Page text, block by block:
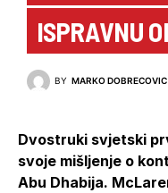
ISPRAVNU
BY MARKO DOBRECOVIC
Dvostruki svjetski
svoje mišljenje o
Abu Dhabija.